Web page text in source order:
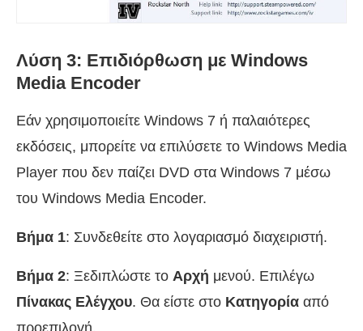
Λύση 3: Επιδιόρθωση με Windows
Media Encoder
Εάν χρησιμοποιείτε Windows 7 ή παλαιότερες
εκδόσεις, μπορείτε να επιλύσετε το Windows Media
Player που δεν παίζει DVD στα Windows 7 μέσω
του Windows Media Encoder.
Βήμα 1: Συνδεθείτε στο λογαριασμό διαχειριστή.
Βήμα 2: Ξεδιπλώστε το Αρχή μενού. Επιλέγω
Πίνακας Ελέγχου. Θα είστε στο Κατηγορία από
προεπιλογή.